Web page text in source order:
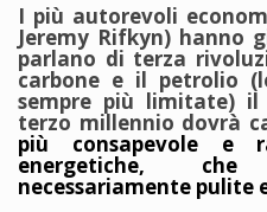
I più autorevoli
Jeremy Rifkyn) hanno
parlano di terza
carbone e il petrolio
sempre più limitate)
terzo millennio dovrà
più consapevole e
energetiche,
necessariamente pulite